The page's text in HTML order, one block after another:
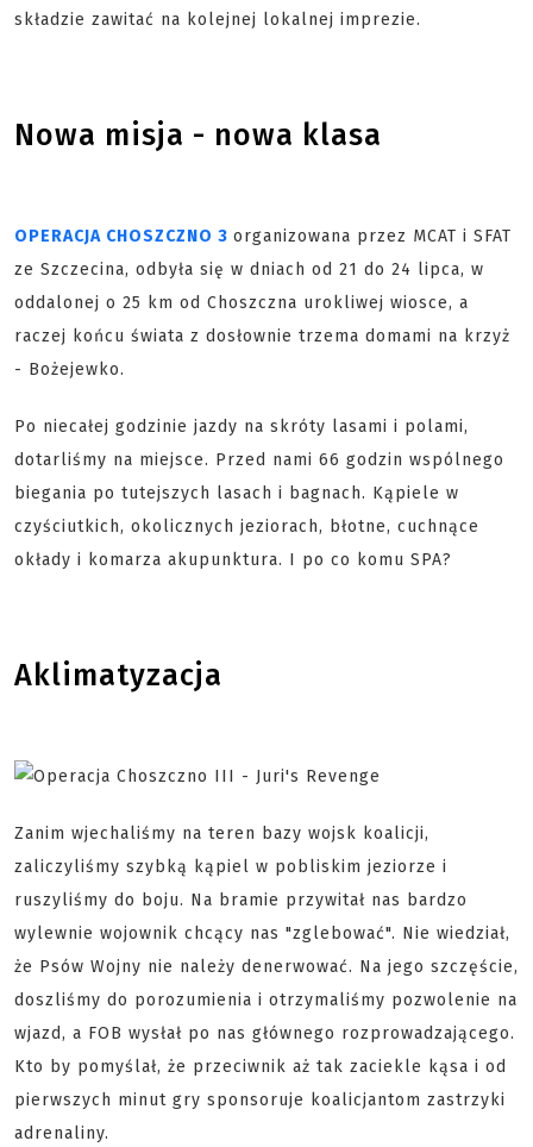
składzie zawitać na kolejnej lokalnej imprezie.
Nowa misja - nowa klasa
OPERACJA CHOSZCZNO 3 organizowana przez MCAT i SFAT
ze Szczecina, odbyła się w dniach od 21 do 24 lipca, w
oddalonej o 25 km od Choszczna urokliwej wiosce, a
raczej końcu świata z dosłownie trzema domami na krzyż
- Bożejewko.
Po niecałej godzinie jazdy na skróty lasami i polami,
dotarliśmy na miejsce. Przed nami 66 godzin wspólnego
biegania po tutejszych lasach i bagnach. Kąpiele w
czyściutkich, okolicznych jeziorach, błotne, cuchnące
okłady i komarza akupunktura. I po co komu SPA?
Aklimatyzacja
Zanim wjechaliśmy na teren bazy wojsk koalicji,
zaliczyliśmy szybką kąpiel w pobliskim jeziorze i
ruszyliśmy do boju. Na bramie przywitał nas bardzo
wylewnie wojownik chcący nas "zglebować". Nie wiedział,
że Psów Wojny nie należy denerwować. Na jego szczęście,
doszliśmy do porozumienia i otrzymaliśmy pozwolenie na
wjazd, a FOB wysłał po nas głównego rozprowadzającego.
Kto by pomyślał, że przeciwnik aż tak zaciekle kąsa i od
pierwszych minut gry sponsoruje koalicjantom zastrzyki
adrenaliny.